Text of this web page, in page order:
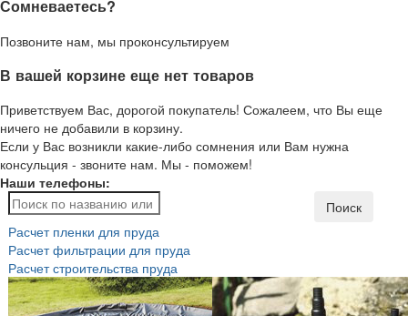
Сомневаетесь?
Позвоните нам, мы проконсультируем
В вашей корзине еще нет товаров
Приветствуем Вас, дорогой покупатель! Сожалеем, что Вы еще
ничего не добавили в корзину.
Если у Вас возникли какие-либо сомнения или Вам нужна
консульция - звоните нам. Мы - поможем!
Наши телефоны:
Поиск
Расчет пленки для пруда
Расчет фильтрации для пруда
Расчет строительства пруда